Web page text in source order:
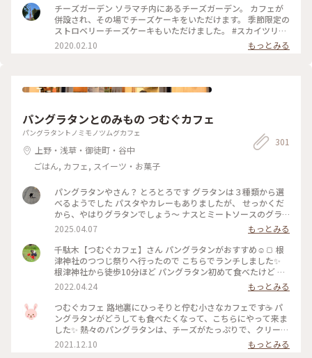
チーズガーデン ソラマチ内にあるチーズガーデン。 カフェが
併設され、その場でチーズケーキをいただけます。 季節限定の
ストロベリーチーズケーキもいただけました。 #スカイツリー
#チーズケーキ
2020.02.10 もっとみる
パングラタンとのみもの つむぐカフェ
パングラタントノミモノツムグカフェ
上野・浅草・御徒町・谷中
ごはん, カフェ, スイーツ・お菓子
301
パングラタンやさん？ とろとろです グラタンは３種類から選
べるようでした パスタやカレーもありましたが、 せっかくだ
から、やはりグラタンでしょう〜 ナスとミートソースのグラ
タン 中にパンとナスがごろごろ カリカリのパンもあれば、 ソ
ースがしみしみのパンもあって 飽きません 副菜の カボチャの
ミルク煮、 切り干し大根のナポリタンも 一つ一つあじの違い
がありました 満足です ご家族連れが気軽に寄れる場所みたい
で おもちゃもいろいろ。
2025.04.07
もっとみる
千駄木【つむぐカフェ】さん パングラタンがおすすめ☺️🍞 根
津神社のつつじ祭りへ行ったので こちらでランチしました✨
根津神社から徒歩10分ほど パングラタン初めて食べたけど カ
リカリのハフハフで美味しかったです😋🍴💗 そして前菜がと
っても好みでした💕 オシャレで可愛いアットホームな落ち着
く店内も大好きなので近くへ行ったらリピしたいな(*´︶`*)❤︎
#カフェランチ #パングラタン #つむぐカフェ #谷中 #根津 #千
駄木 #谷根千 #谷根千カフェ #カフェ巡り #38_カフェ巡り
2022.04.24
もっとみる
つむぐカフェ 路地裏にひっそりと佇む小さなカフェです☕ パ
ングラタンがどうしても食べたくなって、こちらにやって来ま
した✨ 熱々のパングラタンは、チーズがたっぷりで、クリーミ
ー❗ 前菜も美味しかったです🎵 #私のことりっぷ #つむぐカフ
ェ #パングラタン #ランチ
2021.12.10 もっとみる